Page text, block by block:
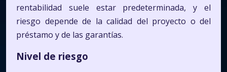
rentabilidad suele estar predeterminada, y el
riesgo depende de la calidad del proyecto o del
préstamo y de las garantías.
Nivel de riesgo